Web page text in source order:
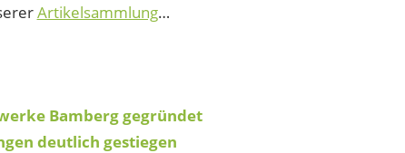
Artikelsammlung…
Bamberg gegründet
deutlich gestiegen